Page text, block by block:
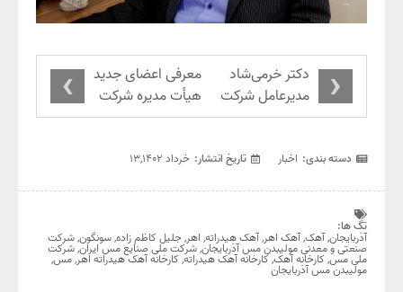
دکتر خرمی‌شاد
مدیرعامل شرکت
ملی مس شد
‹
معرفی اعضای جدید
هیأت مدیره شرکت
صنعتی و معدنی
آذربایجان
›
دسته بندی: اخبار تاریخ انتشار: خرداد ۱۳,۱۴۰۲
تگ ها:
آذربایجان,آهک,آهک اهر,آهک هیدراته, اهر,جليل کاظم زاده,سونگون,شرکت
صنعتی و معدنی مولیبدن مس آذربایجان,شرکت ملی صنایع مس ایران,شرکت
ملی مس, کارخانه آهک,کارخانه آهک هیدراته, کارخانه آهک هیدراته اهر,مس,
مولیبدن مس آذربایجان